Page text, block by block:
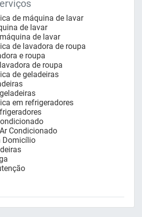
de máquina de lavar
de lavar
de lavar
de lavadora de roupa
e roupa
de roupa
de geladeiras
em refrigeradores
Condicionado
Domicílio